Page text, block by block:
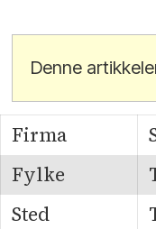
Denne
Firma
Fylke
Sted